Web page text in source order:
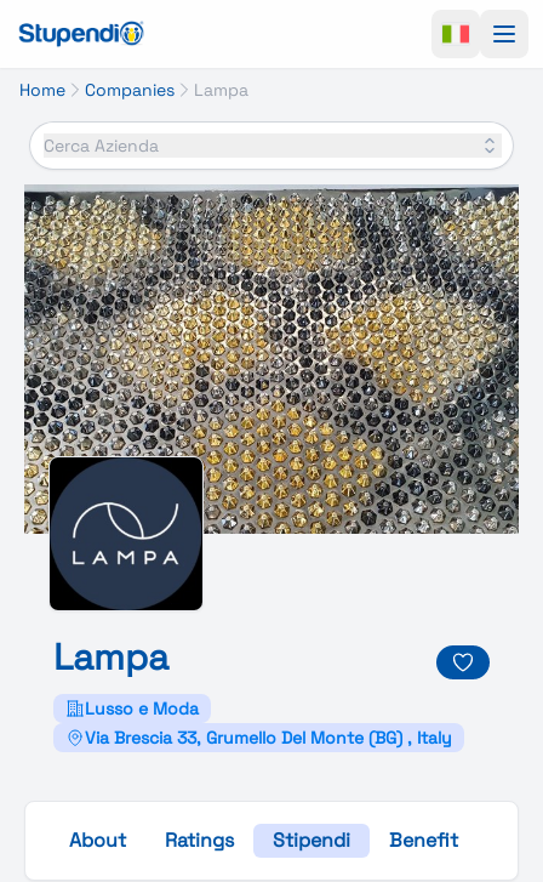
Home Companies Lampa
Cerca Azienda
Lampa
Lusso e Moda
Via Brescia 33, Grumello Del Monte (BG) , Italy
About Ratings Stipendi Benefit